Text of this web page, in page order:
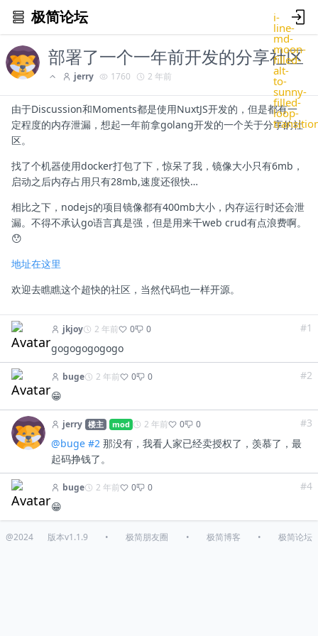
极简论坛 i-
line-
md-
moon-
filled-
alt-
to-
sunny-
filled-
loop-
部署了一个一年前开发的分享社区
jerry 1760 2 年前
由于Discussion和Moments都是使用NuxtJS开发的，但是都有一
定程度的内存泄漏，想起一年前拿golang开发的一个关于分享的社
区。
找了个机器使用docker打包了下，惊呆了我，镜像大小只有6mb，
启动之后内存占用只有28mb,速度还很快…
相比之下，nodejs的项目镜像都有400mb大小，内存运行时还会泄
漏。不得不承认go语言真是强，但是用来干web crud有点浪费啊。
😯
地址在这里
欢迎去瞧瞧这个超快的社区，当然代码也一样开源。
jkjoy 2 年前 0 0
gogogogogogo
#1
buge 2 年前 0 0
😁
#2
jerry 楼主 mod 2 年前 0 0
@buge #2 那没有，我看人家已经卖授权了，羡慕了，最
起码挣钱了。
#3
buge 2 年前 0 0
😁
#4
@2024 版本v1.1.9 • 极简朋友圈 • 极简博客 • 极简论坛